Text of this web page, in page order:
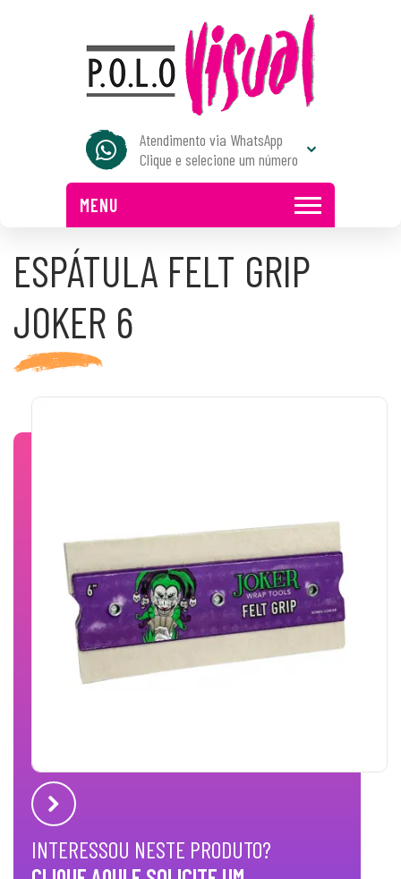
MENU
Atendimento via WhatsApp
Clique e selecione um número
ESPÁTULA FELT GRIP
JOKER 6
INTERESSOU NESTE PRODUTO?